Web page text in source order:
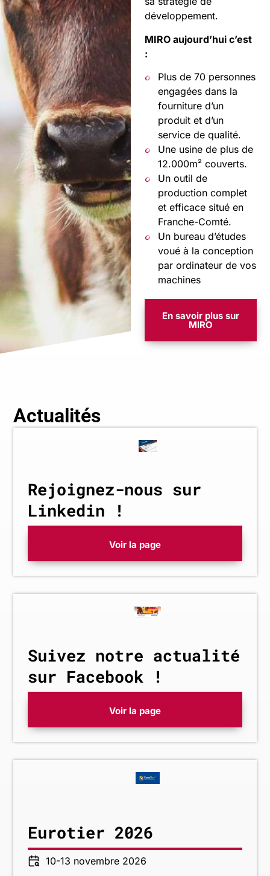
développement.
MIRO aujourd’hui c’est
:
Plus de 70 personnes
engagées dans la
fourniture d’un
produit et d’un
service de qualité.
Une usine de plus de
12.000m² couverts.
Un outil de
production complet
et efficace situé en
Franche-Comté.
Un bureau d’études
voué à la conception
par ordinateur de vos
machines
En savoir plus sur
MIRO
Actualités
Rejoignez-nous sur
Linkedin !
Voir la page
Suivez notre actualité
sur Facebook !
Voir la page
Eurotier 2026
10-13 novembre 2026